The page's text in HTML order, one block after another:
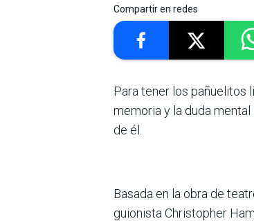
Compartir en redes
Para tener los pañuelitos
memoria y la duda
de él.
Basada en la obra de
guionista Christopher